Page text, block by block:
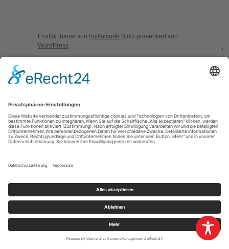
Fruitful theme von fruitfulcode Stolz präsentiert von
WordPress
↑